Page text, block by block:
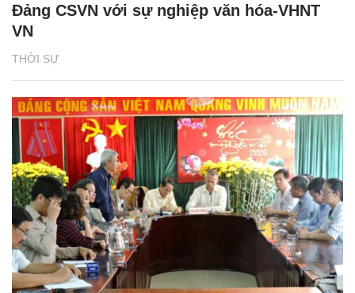
THỜI SỰ
Đảng CSVN với sự nghiệp văn hóa-VHNT
VN